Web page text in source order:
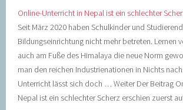
Online-Unterricht in Nepal ist ein schlechter
Seit März 2020 haben Schulkinder und
Bildungseinrichtung nicht mehr betreten. Lernen
auch am Fuße des Himalaya die neue Norm
man den reichen Industrienationen in Nichts
Unterricht lässt sich doch … Weiter Der Beitrag
Nepal ist ein schlechter Scherz erschien zuerst